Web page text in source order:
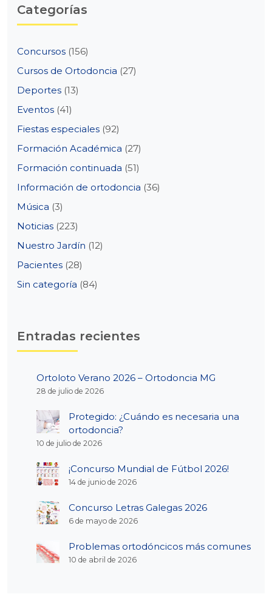
Categorías
Concursos (156)
Cursos de Ortodoncia (27)
Deportes (13)
Eventos (41)
Fiestas especiales (92)
Formación Académica (27)
Formación continuada (51)
Información de ortodoncia (36)
Música (3)
Noticias (223)
Nuestro Jardín (12)
Pacientes (28)
Sin categoría (84)
Entradas recientes
Ortoloto Verano 2026 – Ortodoncia MG
28 de julio de 2026
Protegido: ¿Cuándo es necesaria una
ortodoncia?
10 de julio de 2026
¡Concurso Mundial de Fútbol 2026!
14 de junio de 2026
Concurso Letras Galegas 2026
6 de mayo de 2026
Problemas ortodóncicos más comunes
10 de abril de 2026